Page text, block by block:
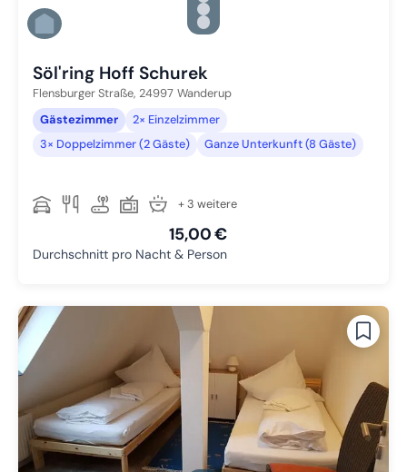
Zu Slide 4 wechseln
Zu Slide 5 wechseln
Zu Slide 6 wechseln
Söl'ring Hoff Schurek
Flensburger Straße, 24997 Wanderup
Gästezimmer
2× Einzelzimmer
3× Doppelzimmer (2 Gäste)
Ganze Unterkunft (8 Gäste)
+ 3 weitere
15,00 €
Durchschnitt pro Nacht & Person